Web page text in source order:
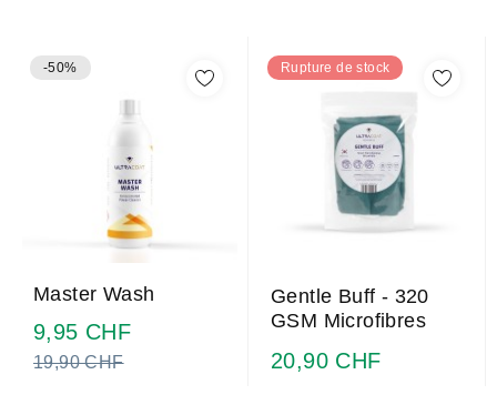
-50%
Master Wash
9,95 CHFPrix
19,90 CHF
Rupture de stock
Gentle Buff - 320
GSM Microfibres
20,90 CHF